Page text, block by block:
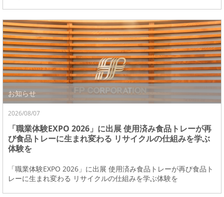
お知らせ
2026/08/07
「職業体験EXPO 2026」に出展 使用済み食品トレーが再
び食品トレーに生まれ変わる リサイクルの仕組みを学ぶ
体験を
「職業体験EXPO 2026」に出展 使用済み食品トレーが再び食品ト
レーに生まれ変わる リサイクルの仕組みを学ぶ体験を